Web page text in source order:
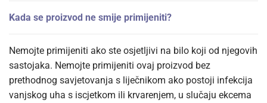
Kada se proizvod ne smije primijeniti?
Nemojte primijeniti ako ste osjetljivi na bilo koji od njegovih
sastojaka. Nemojte primijeniti ovaj proizvod bez
prethodnog savjetovanja s liječnikom ako postoji infekcija
vanjskog uha s iscjetkom ili krvarenjem, u slučaju ekcema